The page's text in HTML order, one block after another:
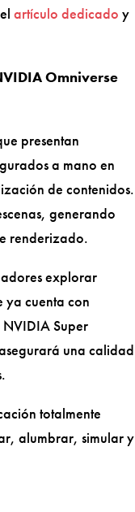
elartículo dedicado y
Omniverse
presentan
a mano en
de contenidos.
generando
renderizado.
explorar
ya cuenta con
Super
una calidad
totalmente
alumbrar, simular y